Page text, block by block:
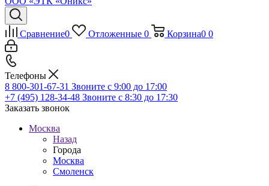
Сравнение0 Отложенные 0 Корзина0 0
Телефоны
8 800-301-67-31 Звоните с 9:00 до 17:00
+7 (495) 128-34-48 Звоните с 8:30 до 17:30
Заказать звонок
Москва
Назад
Города
Москва
Смоленск